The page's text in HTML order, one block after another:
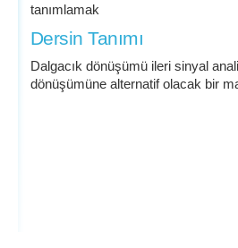
tanımlamak
Dersin Tanımı
Dalgacık dönüşümü ileri sinyal
dönüşümüne alternatif olacak bir